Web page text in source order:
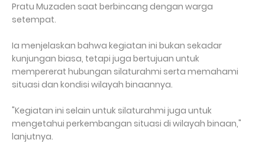
Pratu Muzaden saat berbincang dengan warga
setempat.
Ia menjelaskan bahwa kegiatan ini bukan sekadar
kunjungan biasa, tetapi juga bertujuan untuk
mempererat hubungan silaturahmi serta memahami
situasi dan kondisi wilayah binaannya.
"Kegiatan ini selain untuk silaturahmi juga untuk
mengetahui perkembangan situasi di wilayah binaan,"
lanjutnya.